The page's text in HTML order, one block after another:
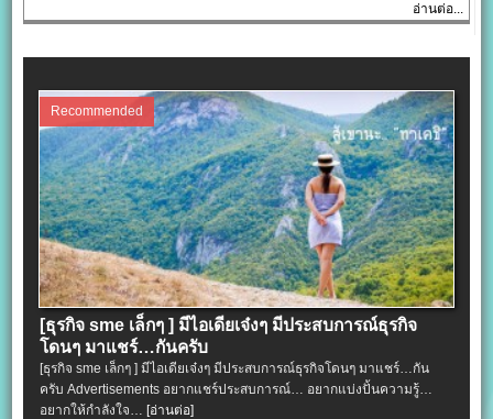
อ่านต่อ...
Recommended
[ธุรกิจ sme เล็กๆ ] มีไอเดียเจ๋งๆ มีประสบการณ์ธุรกิจ
โดนๆ มาแชร์…กันครับ
[ธุรกิจ sme เล็กๆ ] มีไอเดียเจ๋งๆ มีประสบการณ์ธุรกิจโดนๆ มาแชร์…กัน
ครับ Advertisements อยากแชร์ประสบการณ์… อยากแบ่งปั้นความรู้…
อยากให้กำลังใจ…[อ่านต่อ]